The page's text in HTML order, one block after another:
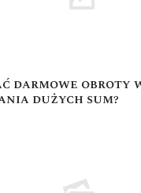
darmowe obroty
dużych sum?